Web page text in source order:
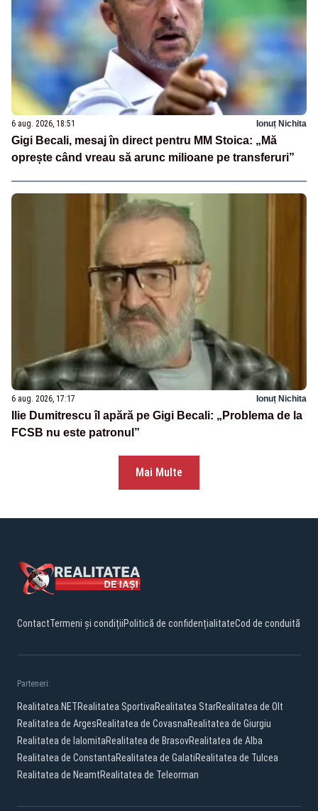
6 aug. 2026, 18:51 Ionuț Nichita
Gigi Becali, mesaj în direct pentru MM Stoica: „Mă
oprește când vreau să arunc milioane pe transferuri”
6 aug. 2026, 17:17 Ionuț Nichita
Ilie Dumitrescu îl apără pe Gigi Becali: „Problema de la
FCSB nu este patronul”
Mai Multe
ContactTermeni și condițiiPolitică de confidențialitateCod de conduită
Parteneri:
Realitatea.NETRealitatea SportivaRealitatea StarRealitatea de Olt
Realitatea de ArgesRealitatea de CovasnaRealitatea de Giurgiu
Realitatea de IalomitaRealitatea de BrasovRealitatea de Alba
Realitatea de ConstantaRealitatea de GalatiRealitatea de Tulcea
Realitatea de NeamtRealitatea de Teleorman